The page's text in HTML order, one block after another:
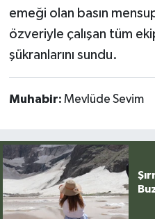
emeği olan basın
özveriyle çalışan tüm
şükranlarını sundu.
Muhabir: Mevlüde Sevim